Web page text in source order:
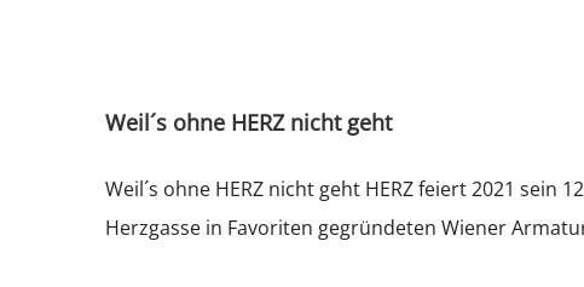
Weil´s ohne HERZ nicht geht
Weil´s ohne HERZ nicht geht HERZ feiert 2021
Herzgasse in Favoriten gegründeten Wiener